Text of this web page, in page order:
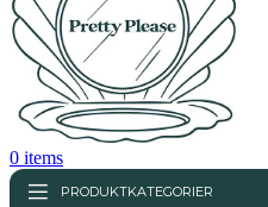
0 items
PRODUKTKATEGORIER